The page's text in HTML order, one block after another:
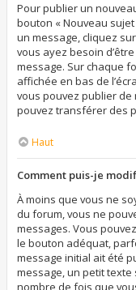
Pour publier un
bouton « Nouveau
un message, cliquez
vous ayez besoin
message. Sur chaque
affichée en bas de
vous pouvez publier
pouvez transférer des
Haut
Comment puis-je
À moins que vous ne
du forum, vous ne
messages. Vous
le bouton adéquat,
message initial ait été
message, un petit
nombre de fois que